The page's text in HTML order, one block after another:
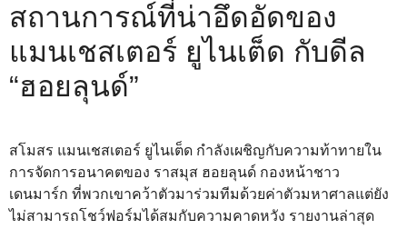
สถานการณ์ที่น่าอึดอัดของ
แมนเชสเตอร์ ยูไนเต็ด กับดีล
“ฮอยลุนด์”
สโมสร แมนเชสเตอร์ ยูไนเต็ด กำลังเผชิญกับความท้าทายใน
การจัดการอนาคตของ ราสมุส ฮอยลุนด์ กองหน้าชาว
เดนมาร์ก ที่พวกเขาคว้าตัวมาร่วมทีมด้วยค่าตัวมหาศาลแต่ยัง
ไม่สามารถโชว์ฟอร์มได้สมกับความคาดหวัง รายงานล่าสุด